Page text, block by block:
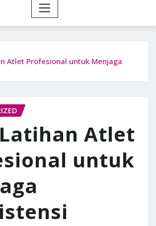
Atlet Profesional untuk Menjaga
Atlet
untuk